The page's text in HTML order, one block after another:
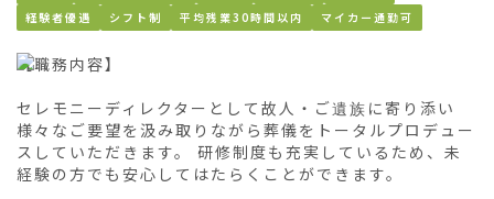
経験者優遇
シフト制 平均残業30時間以内 マイカー通勤可
【職務内容】
セレモニーディレクターとして故人・ご遺族に寄り添い
様々なご要望を汲み取りながら葬儀をトータルプロデュー
スしていただきます。 研修制度も充実しているため、未
経験の方でも安心してはたらくことができます。